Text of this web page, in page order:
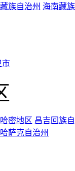
族自治州 海南藏
市
哈密地区 昌吉回族
萨克自治州